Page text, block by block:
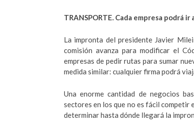
TRANSPORTE. Cada empresa podrá
La impronta del presidente Javier
comisión avanza para modificar el
empresas de pedir rutas para sumar
medida similar: cualquier firma podrá
Una enorme cantidad de negocios
sectores en los que no es fácil competir
determinar hasta dónde llegará la